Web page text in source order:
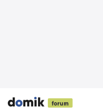


 
